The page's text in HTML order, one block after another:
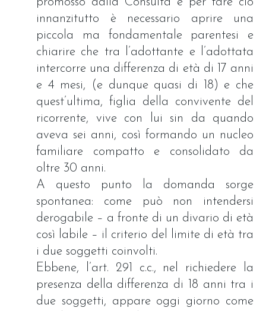
innanzitutto è necessario aprire una
piccola ma fondamentale parentesi e
chiarire che tra l’adottante e l’adottata
intercorre una differenza di età di 17 anni
e 4 mesi, (e dunque quasi di 18) e che
quest’ultima, figlia della convivente del
ricorrente, vive con lui sin da quando
aveva sei anni, così formando un nucleo
familiare compatto e consolidato da
oltre 30 anni.
A questo punto la domanda sorge
spontanea: come può non intendersi
derogabile – a fronte di un divario di età
così labile – il criterio del limite di età tra
i due soggetti coinvolti.
Ebbene, l’art. 291 c.c., nel richiedere la
presenza della differenza di 18 anni tra i
due soggetti, appare oggi giorno come